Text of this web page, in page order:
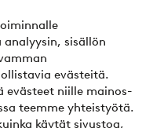
sisällön
evästeitä.
evästeet niille mainos-
teemme yhteistyötä.
käytät sivustoa,
nyt tai erissä